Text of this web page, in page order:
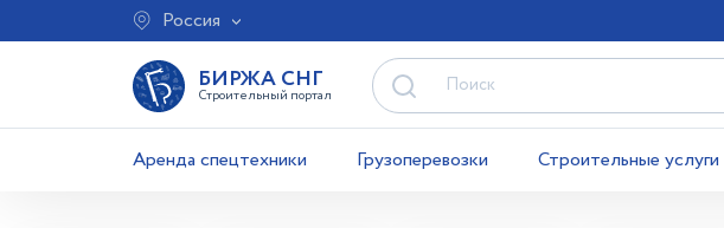
Россия
БИРЖА СНГ
Строительный портал
Аренда спецтехники Грузоперевозки Строительные услуги